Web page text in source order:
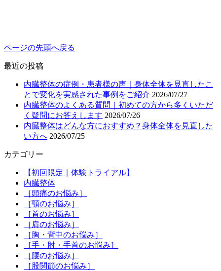
ページの先頭へ戻る
最近の投稿
内臓整体の症例・患者様の声｜身体全体を見直したこ
とで変化を実感された事例をご紹介 2026/07/27
内臓整体のよくある質問｜初めての方から多くいただ
く疑問にお答えします 2026/07/26
内臓整体はどんな方におすすめ？身体全体を見直した
い方へ 2026/07/25
カテゴリー
【初回限定｜体験トライアル】
内臓整体
［頭痛のお悩み］
［顎のお悩み］
［首のお悩み］
［肩のお悩み］
［胸・背中のお悩み］
［手・肘・手首のお悩み］
［腰のお悩み］
［股関節のお悩み］